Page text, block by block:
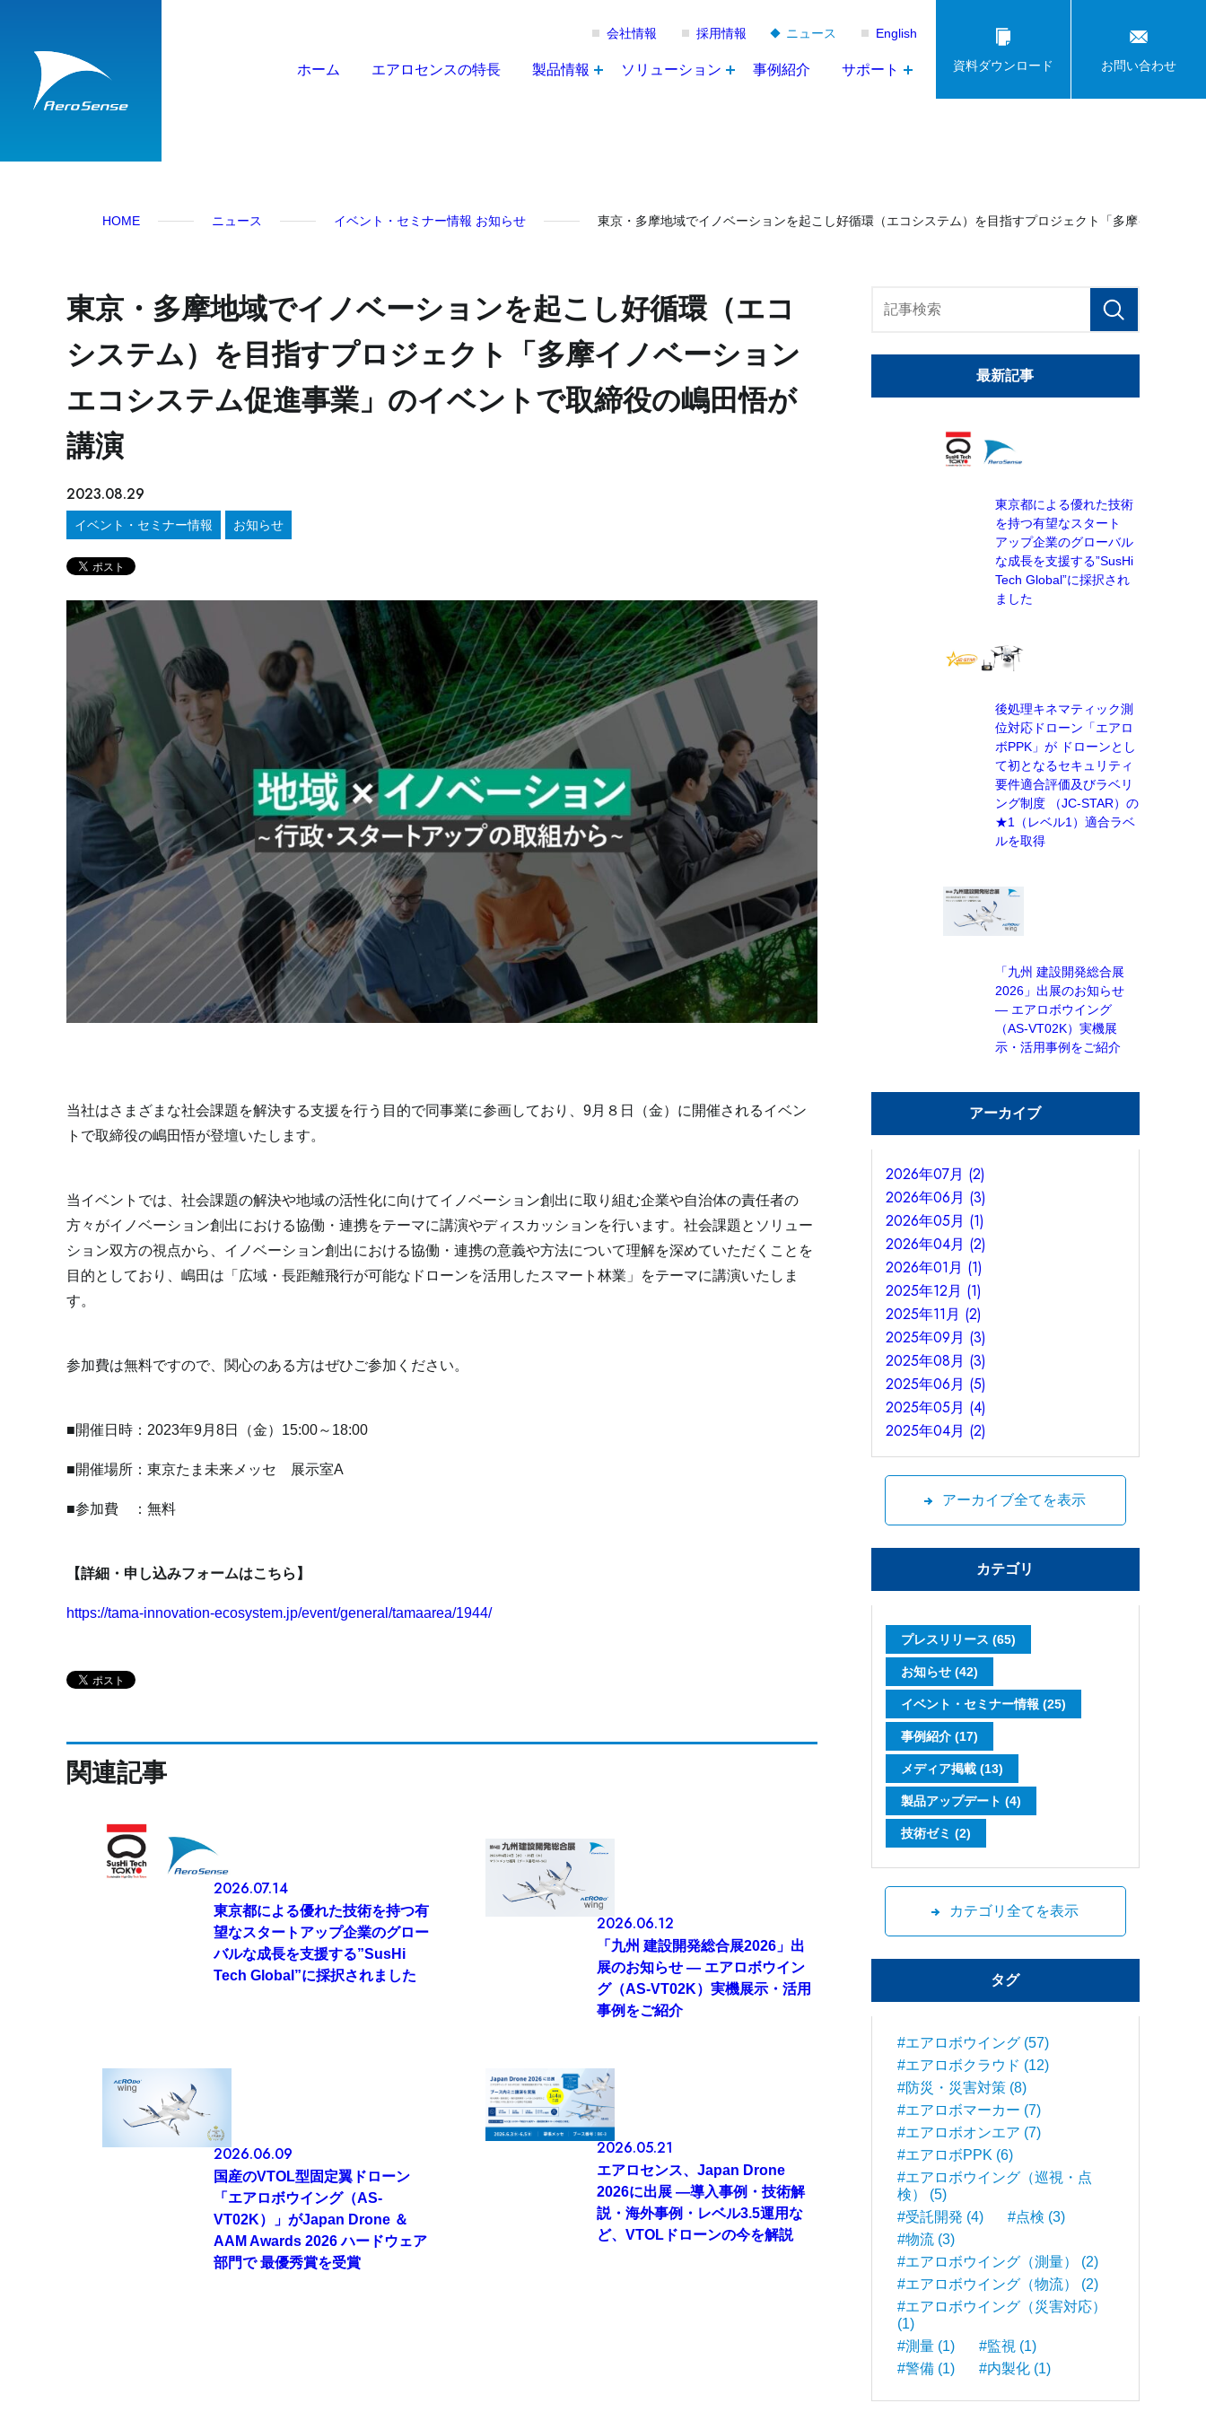
会社情報 採用情報 ニュース English
ホーム エアロセンスの特長 製品情報 ソリューション 事例紹介 サポート 資料ダウンロード お問い合わせ
HOME ニュース イベント・セミナー情報 お知らせ 東京・多摩地域でイノベーションを起こし好循環（エコシステム）を目指すプロジェクト「多摩イノベー
東京・多摩地域でイノベーションを起こし好循環（エコ
システム）を目指すプロジェクト「多摩イノベーション
エコシステム促進事業」のイベントで取締役の嶋田悟が
講演
2023.08.29
イベント・セミナー情報 お知らせ
当社はさまざまな社会課題を解決する支援を行う目的で同事業に参画しており、9月８日（金）に開催されるイベン
トで取締役の嶋田悟が登壇いたします。
当イベントでは、社会課題の解決や地域の活性化に向けてイノベーション創出に取り組む企業や自治体の責任者の
方々がイノベーション創出における協働・連携をテーマに講演やディスカッションを行います。社会課題とソリュー
ション双方の視点から、イノベーション創出における協働・連携の意義や方法について理解を深めていただくことを
目的としており、嶋田は「広域・長距離飛行が可能なドローンを活用したスマート林業」をテーマに講演いたしま
す。
参加費は無料ですので、関心のある方はぜひご参加ください。
■開催日時：2023年9月8日（金）15:00～18:00
■開催場所：東京たま未来メッセ 展示室A
■参加費 ：無料
【詳細・申し込みフォームはこちら】
https://tama-innovation-ecosystem.jp/event/general/tamaarea/1944/
関連記事
2026.07.14
東京都による優れた技術を持つ有
望なスタートアップ企業のグロー
バルな成長を支援する”SusHi
Tech Global”に採択されました
2026.06.12
「九州 建設開発総合展2026」出
展のお知らせ — エアロボウイン
グ（AS-VT02K）実機展示・活用
事例をご紹介
2026.06.09
国産のVTOL型固定翼ドローン
「エアロボウイング（AS-
VT02K）」がJapan Drone ＆
AAM Awards 2026 ハードウェア
部門で 最優秀賞を受賞
2026.05.21
エアロセンス、Japan Drone
2026に出展 ―導入事例・技術解
説・海外事例・レベル3.5運用な
ど、VTOLドローンの今を解説
最新記事
東京都による優れた技術
を持つ有望なスタート
アップ企業のグローバル
な成長を支援する”SusHi
Tech Global”に採択され
ました
後処理キネマティック測
位対応ドローン「エアロ
ボPPK」が ドローンとし
て初となるセキュリティ
要件適合評価及びラベリ
ング制度 （JC-STAR）の
★1（レベル1）適合ラベ
ルを取得
「九州 建設開発総合展
2026」出展のお知らせ
— エアロボウイング
（AS-VT02K）実機展
示・活用事例をご紹介
アーカイブ
2026年07月 (2)
2026年06月 (3)
2026年05月 (1)
2026年04月 (2)
2026年01月 (1)
2025年12月 (1)
2025年11月 (2)
2025年09月 (3)
2025年08月 (3)
2025年06月 (5)
2025年05月 (4)
2025年04月 (2)
アーカイブ全てを表示
カテゴリ
プレスリリース (65)
お知らせ (42)
イベント・セミナー情報 (25)
事例紹介 (17)
メディア掲載 (13)
製品アップデート (4)
技術ゼミ (2)
カテゴリ全てを表示
タグ
#エアロボウイング (57)
#エアロボクラウド (12)
#防災・災害対策 (8)
#エアロボマーカー (7)
#エアロボオンエア (7)
#エアロボPPK (6)
#エアロボウイング（巡視・点
検） (5)
#受託開発 (4)
#点検 (3)
#物流 (3)
#エアロボウイング（測量） (2)
#エアロボウイング（物流） (2)
#エアロボウイング（災害対応）
(1)
#測量 (1)
#監視 (1)
#警備 (1)
#内製化 (1)